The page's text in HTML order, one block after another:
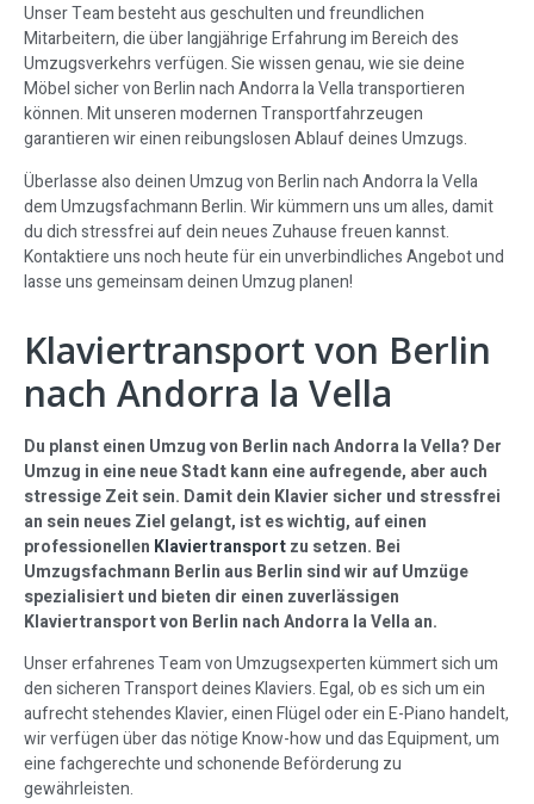
Unser Team besteht aus geschulten und freundlichen
Mitarbeitern, die über langjährige Erfahrung im Bereich des
Umzugsverkehrs verfügen. Sie wissen genau, wie sie deine
Möbel sicher von Berlin nach Andorra la Vella transportieren
können. Mit unseren modernen Transportfahrzeugen
garantieren wir einen reibungslosen Ablauf deines Umzugs.
Überlasse also deinen Umzug von Berlin nach Andorra la Vella
dem Umzugsfachmann Berlin. Wir kümmern uns um alles, damit
du dich stressfrei auf dein neues Zuhause freuen kannst.
Kontaktiere uns noch heute für ein unverbindliches Angebot und
lasse uns gemeinsam deinen Umzug planen!
Klaviertransport von Berlin
nach Andorra la Vella
Du planst einen Umzug von Berlin nach Andorra la Vella? Der
Umzug in eine neue Stadt kann eine aufregende, aber auch
stressige Zeit sein. Damit dein Klavier sicher und stressfrei
an sein neues Ziel gelangt, ist es wichtig, auf einen
professionellen Klaviertransportzu setzen. Bei
Umzugsfachmann Berlin aus Berlin sind wir auf Umzüge
spezialisiert und bieten dir einen zuverlässigen
Klaviertransport von Berlin nach Andorra la Vella an.
Unser erfahrenes Team von Umzugsexperten kümmert sich um
den sicheren Transport deines Klaviers. Egal, ob es sich um ein
aufrecht stehendes Klavier, einen Flügel oder ein E-Piano handelt,
wir verfügen über das nötige Know-how und das Equipment, um
eine fachgerechte und schonende Beförderung zu
gewährleisten.